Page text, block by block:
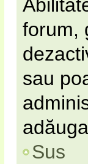
forum,
sau
Sus